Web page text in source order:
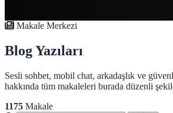
Makale Merkezi
Blog Yazıları
Sesli sohbet, mobil chat, arkadaşlık ve
hakkında tüm makaleleri burada düzenli
1175 Makale